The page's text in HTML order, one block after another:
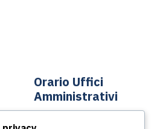
Orario Uffici
Amministrativi